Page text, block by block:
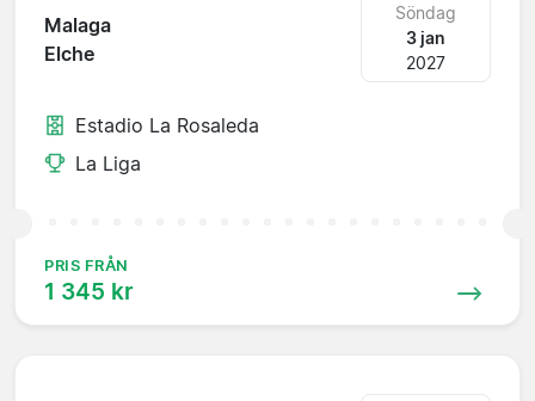
Malaga
Elche
Söndag
3 jan
2027
Estadio La Rosaleda
La Liga
PRIS FRÅN
1 345 kr